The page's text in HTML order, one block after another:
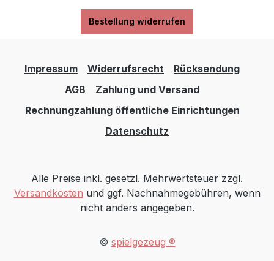
Bestellung widerrufen
Impressum Widerrufsrecht
Rücksendung
AGB
Zahlung und Versand
Rechnungzahlung öffentliche Einrichtungen
Datenschutz
Alle Preise inkl. gesetzl. Mehrwertsteuer zzgl.
Versandkosten und ggf. Nachnahmegebühren, wenn
nicht anders angegeben.
© spielgezeug ®